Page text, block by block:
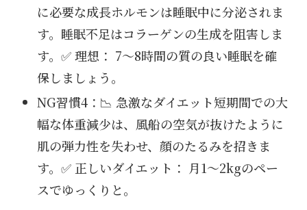
に必要な成長ホルモンは睡眠中に分泌されま
す。睡眠不足はコラーゲンの生成を阻害しま
す。✅ 理想： 7〜8時間の質の良い睡眠を確
保しましょう。
NG習慣4：📉 急激なダイエット短期間での大
幅な体重減少は、風船の空気が抜けたように
肌の弾力性を失わせ、顔のたるみを招きま
す。✅ 正しいダイエット： 月1〜2kgのペー
スでゆっくりと。